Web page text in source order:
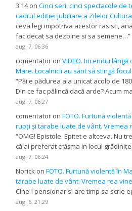
3.14onCinci seri, cinci spectacole de
cadrul ediției jubiliare a Zilelor
ceva legi impotriva acestor rasisti,
fac decat sa dezbine si sa semene…”
aug. 7, 06:36
comentator onVIDEO. Incendiu
Mare. Localnicii au sărit să stingă
“Păi e pădurea aia unicat acolo de
Din ce fac pălincă dacă arde? Acum
aug. 7, 06:27
comentator onFOTO. Furtună
rupți și tarabe luate de vânt. Vremea
“OMG! Epistole. Epitet e altceva. Nu
că ai preferat crășma in locul
aug. 7, 06:24
Norick onFOTO. Furtună violentă în
tarabe luate de vânt. Vremea rea
Cine-i pensionar si are timp sa scrie
aug. 6, 21:29